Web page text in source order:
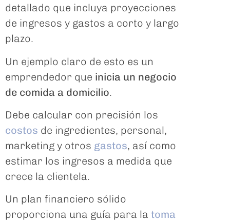
detallado que incluya proyecciones
de ingresos y gastos a corto y largo
plazo.
Un ejemplo claro de esto es un
emprendedor que inicia un negocio
de comida a domicilio.
Debe calcular con precisión los
costos de ingredientes, personal,
marketing y otros gastos, así como
estimar los ingresos a medida que
crece la clientela.
Un plan financiero sólido
proporciona una guía para la toma